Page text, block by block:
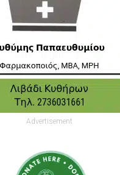
Advertisement